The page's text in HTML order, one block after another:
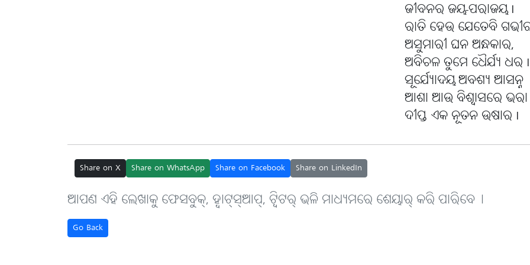
ଜୀବନର ଜୟ-ପରାଜୟ I
ରାତି ହେଉ ଯେତେବି
ଅସୁମାରୀ ଘନ ଅନ୍ଧକାର,
ଅବିଚଳ ତୁମେ ଧୈର୍ଯ୍ୟ ଧର I
ସୂର୍ଯ୍ୟୋଦୟ ଅବଶ୍ୟ ଆସନ୍ନ
ଆଶା ଆଉ ବିଶ୍ୱାସରେ ଭରା
ଦୀପ୍ତ ଏକ ନୂତନ ଉଷାର I
Share on X Share on WhatsApp Share on Facebook Share on LinkedIn
ଆପଣ ଏହି ଲେଖାକୁ ଫେସବୁକ୍, ହ୍ବାଟ୍‌ସ୍‌ଆପ୍, ଟ୍ବିଟର୍ ଭଳି ମାଧ୍ୟମରେ ଶେୟାର୍ କରି ପାରିବେ୤
Go Back